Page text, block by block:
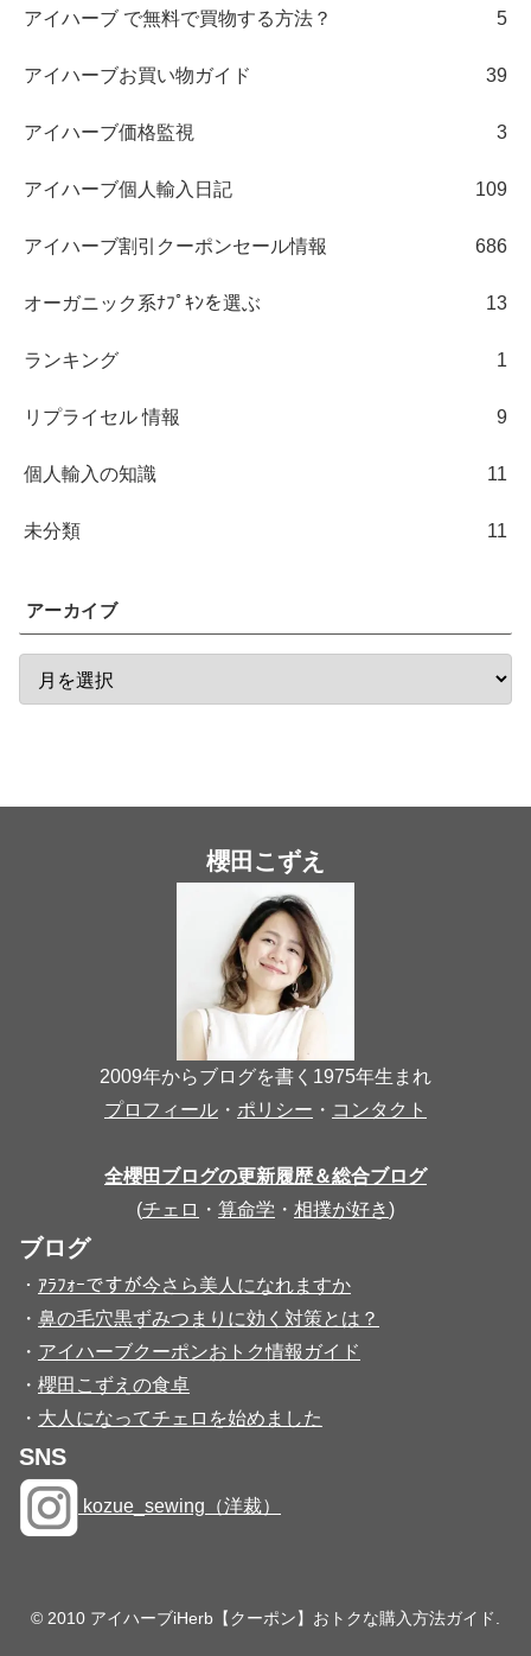
アイハーブ で無料で買物する方法？ 5
アイハーブお買い物ガイド 39
アイハーブ価格監視 3
アイハーブ個人輸入日記 109
アイハーブ割引クーポンセール情報 686
オーガニック系ﾅﾌﾟｷﾝを選ぶ 13
ランキング 1
リプライセル 情報 9
個人輸入の知識 11
未分類 11
アーカイブ
櫻田こずえ
2009年からブログを書く1975年生まれ
プロフィール ・ ポリシー ・ コンタクト
全櫻田ブログの更新履歴＆総合ブログ
(チェロ ・ 算命学 ・ 相撲が好き)
ブログ
・ ｱﾗﾌｫｰですが今さら美人になれますか
・ 鼻の毛穴黒ずみつまりに効く対策とは？
・ アイハーブクーポンおトク情報ガイド
・ 櫻田こずえの食卓
・ 大人になってチェロを始めました
SNS
kozue_sewing（洋裁）
© 2010 アイハーブiHerb【クーポン】おトクな購入方法ガイド.